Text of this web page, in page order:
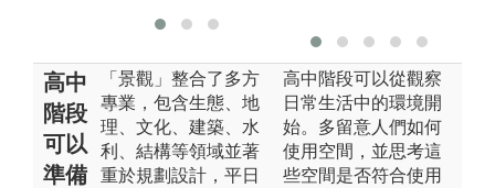
高中
階段
可以
準備
「景觀」整合了多方
專業，包含生態、地
理、文化、建築、水
利、結構等領域並著
重於規劃設計，平日
高中階段可以從觀察
日常生活中的環境開
始。多留意人們如何
使用空間，並思考這
些空間是否符合使用